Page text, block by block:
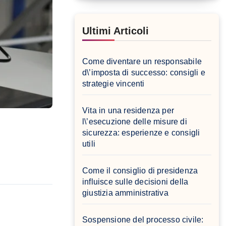
Ultimi Articoli
Come diventare un responsabile
d\’imposta di successo: consigli e
strategie vincenti
Vita in una residenza per
l\’esecuzione delle misure di
sicurezza: esperienze e consigli
utili
Come il consiglio di presidenza
influisce sulle decisioni della
giustizia amministrativa
Sospensione del processo civile: